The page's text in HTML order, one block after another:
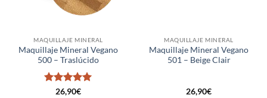
MAQUILLAJE MINERAL
Maquillaje Mineral Vegano
500 – Traslúcido
Valorado
26,90€
MAQUILLAJE MINERAL
Maquillaje Mineral Vegano
501 – Beige Clair
26,90€